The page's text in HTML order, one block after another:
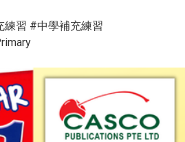
習 #中學補充練習